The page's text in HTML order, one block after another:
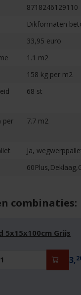
8718246129110
Dikformaten
33,95 euro
1.1 m2
158 kg per m2
68 st
per
7.7 m2
Ja,
combinaties:
5x15x100cm Grijs
3,